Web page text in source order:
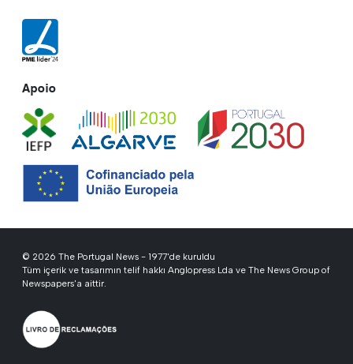
Apoio
© 2026 The Portugal News - 1977'de kuruldu
Tüm içerik ve tasarımın telif hakkı Anglopress Lda ve The News Group of
Newspapers'a aittir.